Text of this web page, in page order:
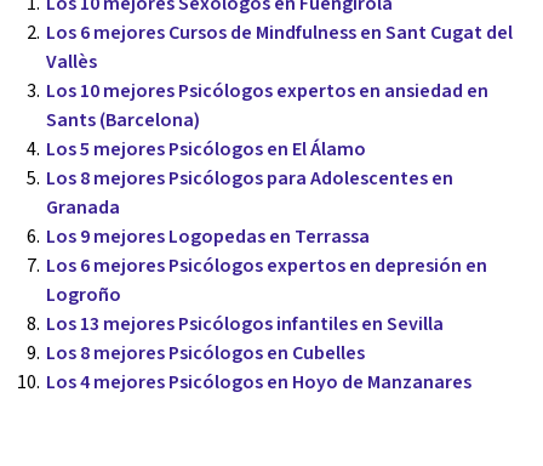
Los 6 mejores Cursos de Mindfulness en Sant Cugat del
Vallès
Los 10 mejores Psicólogos expertos en ansiedad en
Sants (Barcelona)
Los 5 mejores Psicólogos en El Álamo
Los 8 mejores Psicólogos para Adolescentes en
Granada
Los 9 mejores Logopedas en Terrassa
Los 6 mejores Psicólogos expertos en depresión en
Logroño
Los 13 mejores Psicólogos infantiles en Sevilla
Los 8 mejores Psicólogos en Cubelles
Los 4 mejores Psicólogos en Hoyo de Manzanares